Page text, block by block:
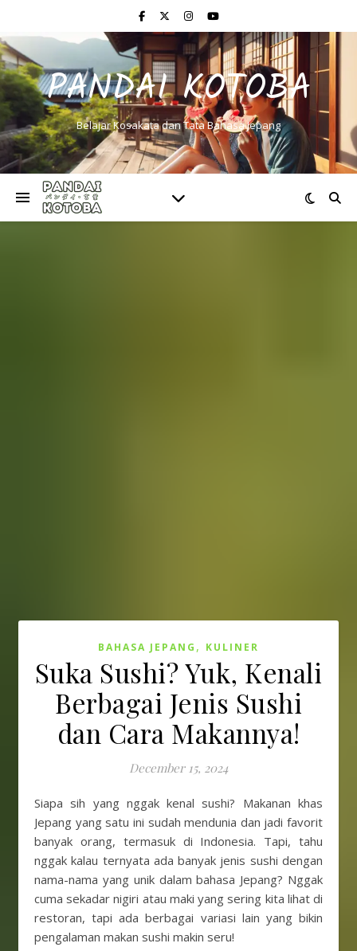
PANDAI KOTOBA
Belajar Kosakata dan Tata Bahasa Jepang
BAHASA JEPANG , KULINER
Suka Sushi? Yuk, Kenali
Berbagai Jenis Sushi
dan Cara Makannya!
December 15, 2024
Siapa sih yang nggak kenal sushi? Makanan khas
Jepang yang satu ini sudah mendunia dan jadi favorit
banyak orang, termasuk di Indonesia. Tapi, tahu
nggak kalau ternyata ada banyak jenis sushi dengan
nama-nama yang unik dalam bahasa Jepang? Nggak
cuma sekadar nigiri atau maki yang sering kita lihat di
restoran, tapi ada berbagai variasi lain yang bikin
pengalaman makan sushi makin seru!